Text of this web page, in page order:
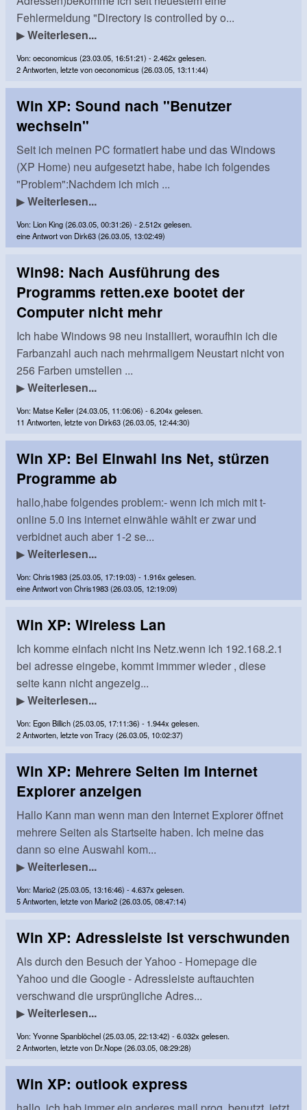
Fehlermeldung "Directory is controlled by o...
▶Weiterlesen...
Von: oeconomicus (23.03.05, 16:51:21) - 2.462x gelesen.
2 Antworten, letzte von oeconomicus (26.03.05, 13:11:44)
Win XP: Sound nach "Benutzer
wechseln"
Seit ich meinen PC formatiert habe und das Windows
(XP Home) neu aufgesetzt habe, habe ich folgendes
"Problem":Nachdem ich mich ...
▶Weiterlesen...
Von: Lion King (26.03.05, 00:31:26) - 2.512x gelesen.
eine Antwort von Dirk63 (26.03.05, 13:02:49)
Win98: Nach Ausführung des
Programms retten.exe bootet der
Computer nicht mehr
Ich habe Windows 98 neu installiert, woraufhin ich die
Farbanzahl auch nach mehrmaligem Neustart nicht von
256 Farben umstellen ...
▶Weiterlesen...
Von: Matse Keller (24.03.05, 11:06:06) - 6.204x gelesen.
11 Antworten, letzte von Dirk63 (26.03.05, 12:44:30)
Win XP: Bei Einwahl ins Net, stürzen
Programme ab
hallo,habe folgendes problem:- wenn ich mich mit t-
online 5.0 ins internet einwähle wählt er zwar und
verbidnet auch aber 1-2 se...
▶Weiterlesen...
Von: Chris1983 (25.03.05, 17:19:03) - 1.916x gelesen.
eine Antwort von Chris1983 (26.03.05, 12:19:09)
Win XP: Wireless Lan
Ich komme einfach nicht ins Netz.wenn ich 192.168.2.1
bei adresse eingebe, kommt immmer wieder , diese
seite kann nicht angezeig...
▶Weiterlesen...
Von: Egon Billich (25.03.05, 17:11:36) - 1.944x gelesen.
2 Antworten, letzte von Tracy (26.03.05, 10:02:37)
Win XP: Mehrere Seiten im Internet
Explorer anzeigen
Hallo Kann man wenn man den Internet Explorer öffnet
mehrere Seiten als Startseite haben. Ich meine das
dann so eine Auswahl kom...
▶Weiterlesen...
Von: Mario2 (25.03.05, 13:16:46) - 4.637x gelesen.
5 Antworten, letzte von Mario2 (26.03.05, 08:47:14)
Win XP: Adressleiste ist verschwunden
Als durch den Besuch der Yahoo - Homepage die
Yahoo und die Google - Adressleiste auftauchten
verschwand die ursprüngliche Adres...
▶Weiterlesen...
Von: Yvonne Spanblöchel (25.03.05, 22:13:42) - 6.032x gelesen.
2 Antworten, letzte von Dr.Nope (26.03.05, 08:29:28)
Win XP: outlook express